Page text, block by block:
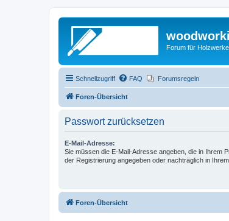
Forum für
Schnellzugriff FAQ Forumsregeln
Foren-Übersicht
Passwort zurücksetzen
E-Mail-Adresse:
Sie müssen die E-Mail-Adresse angeben, die in Ihrem
der Registrierung angegeben oder nachträglich in
Foren-Übersicht